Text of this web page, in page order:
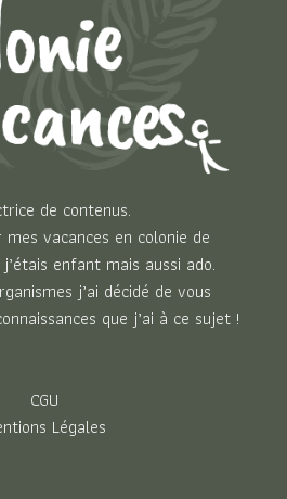
de contenus.
mes vacances en colonie de
enfant mais aussi ado.
j’ai décidé de vous
que j’ai à ce sujet !
CGU
Légales